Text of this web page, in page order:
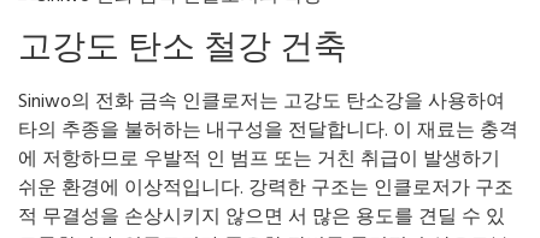
고강도 탄소 철강 건축
Siniwo의 전화 금속 인클로저는 고강도 탄소강을 사용하여
타의 추종을 불허하는 내구성을 전달합니다. 이 재료는 충격
에 저항하므로 우발적 인 범프 또는 거친 취급이 발생하기
쉬운 환경에 이상적입니다. 강력한 구조는 인클로저가 구조
적 무결성을 손상시키지 않으면 서 많은 용도를 견딜 수 있